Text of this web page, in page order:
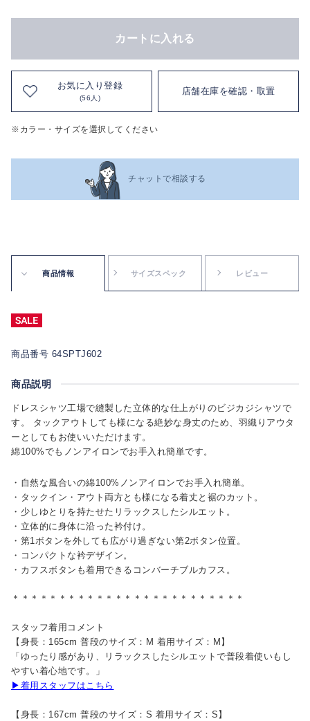
カートに入れる
お気に入り登録
(56人)
店舗在庫を確認・取置
※カラー・サイズを選択してください
チャットで相談する
商品情報 サイズスペック レビュー
商品番号 64SPTJ602
商品説明
ドレスシャツ工場で縫製した立体的な仕上がりのビジカジシャツで
す。 タックアウトしても様になる絶妙な身丈のため、羽織りアウタ
ーとしてもお使いいただけます。
綿100%でもノンアイロンでお手入れ簡単です。
・自然な風合いの綿100%ノンアイロンでお手入れ簡単。
・タックイン・アウト両方とも様になる着丈と裾のカット。
・少しゆとりを持たせたリラックスしたシルエット。
・立体的に身体に沿った衿付け。
・第1ボタンを外しても広がり過ぎない第2ボタン位置。
・コンパクトな衿デザイン。
・カフスボタンも着用できるコンバーチブルカフス。
＊＊＊＊＊＊＊＊＊＊＊＊＊＊＊＊＊＊＊＊＊＊＊＊＊
スタッフ着用コメント
【身長：165cm 普段のサイズ：M 着用サイズ：M】
「ゆったり感があり、リラックスしたシルエットで普段着使いもし
やすい着心地です。」
▶着用スタッフはこちら
【身長：167cm 普段のサイズ：S 着用サイズ：S】